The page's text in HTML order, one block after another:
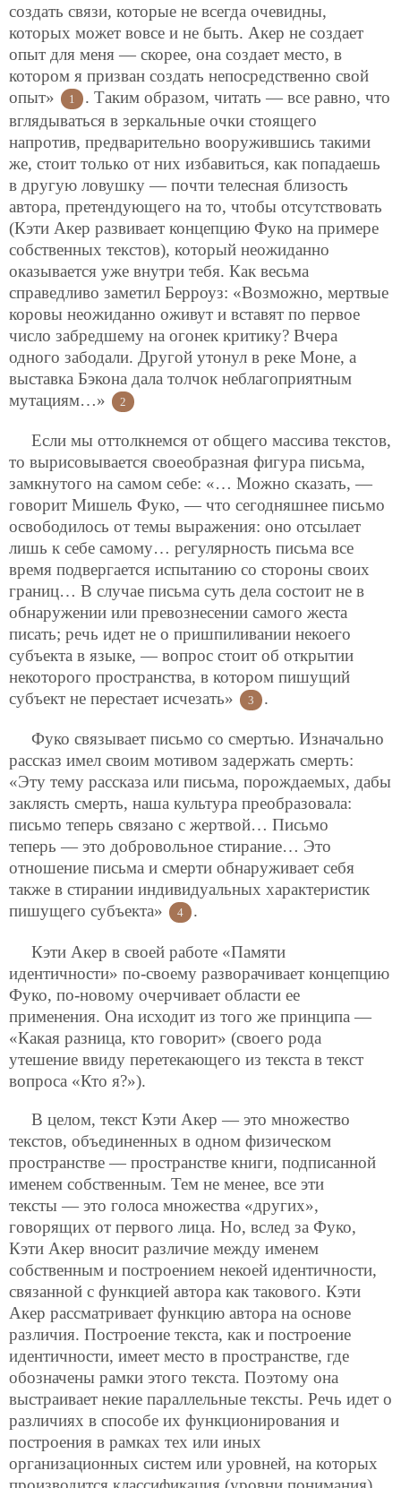
создать связи, которые не всегда очевидны,
которых может вовсе и не быть. Акер не создает
опыт для меня — скорее, она создает место, в
котором я призван создать непосредственно свой
опыт»
1
. Таким образом, читать — все равно, что
вглядываться в зеркальные очки стоящего
напротив, предварительно вооружившись такими
же, стоит только от них избавиться, как попадаешь
в другую ловушку — почти телесная близость
автора, претендующего на то, чтобы отсутствовать
(Кэти Акер развивает концепцию Фуко на примере
собственных текстов), который неожиданно
оказывается уже внутри тебя. Как весьма
справедливо заметил Берроуз: «Возможно, мертвые
коровы неожиданно оживут и вставят по первое
число забредшему на огонек критику? Вчера
одного забодали. Другой утонул в реке Моне, а
выставка Бэкона дала толчок неблагоприятным
мутациям…»
2
Если мы оттолкнемся от общего массива текстов,
то вырисовывается своеобразная фигура письма,
замкнутого на самом себе: «… Можно сказать, —
говорит Мишель Фуко, — что сегодняшнее письмо
освободилось от темы выражения: оно отсылает
лишь к себе самому… регулярность письма все
время подвергается испытанию со стороны своих
границ… В случае письма суть дела состоит не в
обнаружении или превознесении самого жеста
писать; речь идет не о пришпиливании некоего
субъекта в языке, — вопрос стоит об открытии
некоторого пространства, в котором пишущий
субъект не перестает исчезать»
3 .
Фуко связывает письмо со смертью. Изначально
рассказ имел своим мотивом задержать смерть:
«Эту тему рассказа или письма, порождаемых, дабы
заклясть смерть, наша культура преобразовала:
письмо теперь связано с жертвой… Письмо
теперь — это добровольное стирание… Это
отношение письма и смерти обнаруживает себя
также в стирании индивидуальных характеристик
пишущего субъекта»
4 .
Кэти Акер в своей работе «Памяти
идентичности» по-своему разворачивает концепцию
Фуко, по-новому очерчивает области ее
применения. Она исходит из того же принципа —
«Какая разница, кто говорит» (своего рода
утешение ввиду перетекающего из текста в текст
вопроса «Кто я?»).
В целом, текст Кэти Акер — это множество
текстов, объединенных в одном физическом
пространстве — пространстве книги, подписанной
именем собственным. Тем не менее, все эти
тексты — это голоса множества «других»,
говорящих от первого лица. Но, вслед за Фуко,
Кэти Акер вносит различие между именем
собственным и построением некоей идентичности,
связанной с функцией автора как такового. Кэти
Акер рассматривает функцию автора на основе
различия. Построение текста, как и построение
идентичности, имеет место в пространстве, где
обозначены рамки этого текста. Поэтому она
выстраивает некие параллельные тексты. Речь идет о
различиях в способе их функционирования и
построения в рамках тех или иных
организационных систем или уровней, на которых